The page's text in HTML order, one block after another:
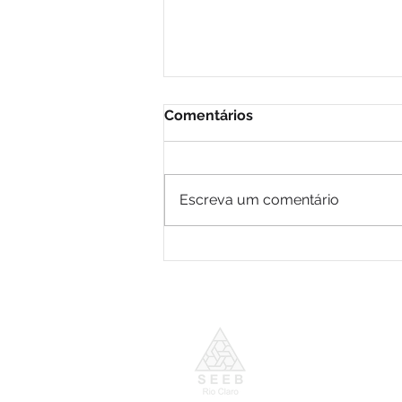
Comentários
Escreva um comentário